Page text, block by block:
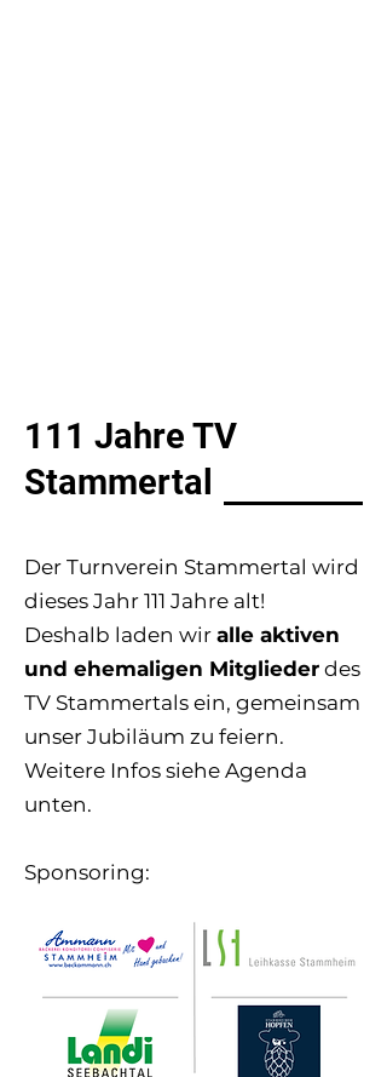
111 Jahre TV
Stammertal
Der Turnverein Stammertal wird
dieses Jahr 111 Jahre alt!
Deshalb laden wir alle aktiven
und ehemaligen Mitglieder des
TV Stammertals ein, gemeinsam
unser Jubiläum zu feiern.
Weitere Infos siehe Agenda
unten.
Sponsoring: